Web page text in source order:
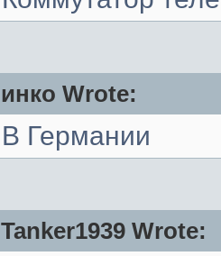
инко Wrote:
В Германии
Tanker1939 Wrote: